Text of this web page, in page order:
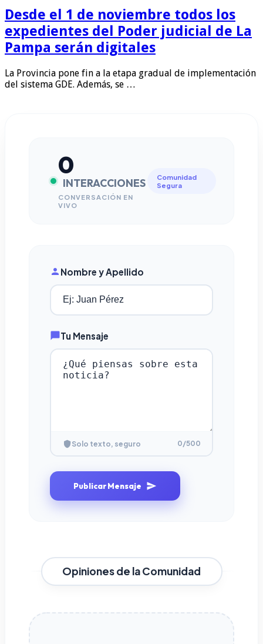
Desde el 1 de noviembre todos los
expedientes del Poder judicial de La
Pampa serán digitales
La Provincia pone fin a la etapa gradual de implementación
del sistema GDE. Además, se …
0
INTERACCIONES
CONVERSACIÓN EN
VIVO
Comunidad
Segura
Nombre y Apellido
Tu Mensaje
Solo texto, seguro 0/500
Publicar Mensaje
Opiniones de la Comunidad